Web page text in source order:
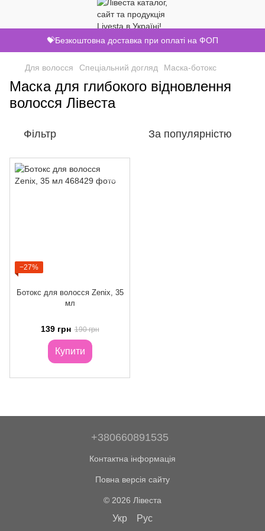
💝Безкоштовна доставка при оплаті на ФОП
Для волосся Спеціальний догляд Маска-ботокс
Маска для глибокого відновлення
волосся Лівеста
Фільтр За популярністю
−27%
Ботокс для волосся Zenix, 35
мл
139 грн 190 грн
Купити
+380660891535
Контактна інформація
Повна версія сайту
© 2026 Лівеста
Укр Рус